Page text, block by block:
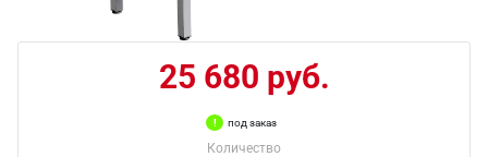
25 680 руб.
под заказ
Количество